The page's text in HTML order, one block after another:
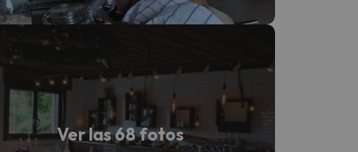
Ver las 68 fotos